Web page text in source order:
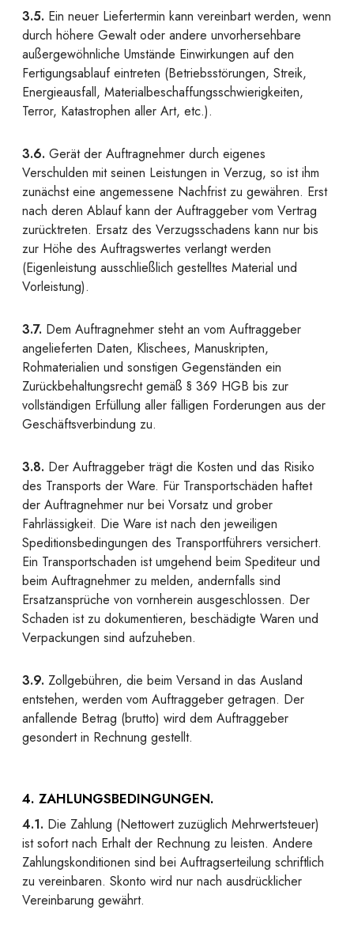
3.5. Ein neuer Liefertermin kann vereinbart werden, wenn
durch höhere Gewalt oder andere unvorhersehbare
außergewöhnliche Umstände Einwirkungen auf den
Fertigungsablauf eintreten (Betriebsstörungen, Streik,
Energieausfall, Materialbeschaffungsschwierigkeiten,
Terror, Katastrophen aller Art, etc.).
3.6. Gerät der Auftragnehmer durch eigenes
Verschulden mit seinen Leistungen in Verzug, so ist ihm
zunächst eine angemessene Nachfrist zu gewähren. Erst
nach deren Ablauf kann der Auftraggeber vom Vertrag
zurücktreten. Ersatz des Verzugsschadens kann nur bis
zur Höhe des Auftragswertes verlangt werden
(Eigenleistung ausschließlich gestelltes Material und
Vorleistung).
3.7. Dem Auftragnehmer steht an vom Auftraggeber
angelieferten Daten, Klischees, Manuskripten,
Rohmaterialien und sonstigen Gegenständen ein
Zurückbehaltungsrecht gemäß § 369 HGB bis zur
vollständigen Erfüllung aller fälligen Forderungen aus der
Geschäftsverbindung zu.
3.8. Der Auftraggeber trägt die Kosten und das Risiko
des Transports der Ware. Für Transportschäden haftet
der Auftragnehmer nur bei Vorsatz und grober
Fahrlässigkeit. Die Ware ist nach den jeweiligen
Speditionsbedingungen des Transportführers versichert.
Ein Transportschaden ist umgehend beim Spediteur und
beim Auftragnehmer zu melden, andernfalls sind
Ersatzansprüche von vornherein ausgeschlossen. Der
Schaden ist zu dokumentieren, beschädigte Waren und
Verpackungen sind aufzuheben.
3.9. Zollgebühren, die beim Versand in das Ausland
entstehen, werden vom Auftraggeber getragen. Der
anfallende Betrag (brutto) wird dem Auftraggeber
gesondert in Rechnung gestellt.
4. ZAHLUNGSBEDINGUNGEN.
4.1. Die Zahlung (Nettowert zuzüglich Mehrwertsteuer)
ist sofort nach Erhalt der Rechnung zu leisten. Andere
Zahlungskonditionen sind bei Auftragserteilung schriftlich
zu vereinbaren. Skonto wird nur nach ausdrücklicher
Vereinbarung gewährt.